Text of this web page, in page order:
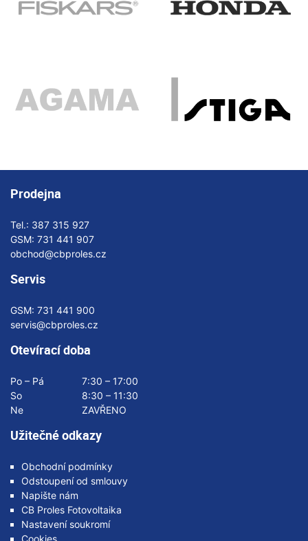
Prodejna
Tel.: 387 315 927
GSM: 731 441 907
obchod@cbproles.cz
Servis
GSM: 731 441 900
servis@cbproles.cz
Otevírací doba
Po – Pá
7:30 – 17:00
So
8:30 – 11:30
Ne
ZAVŘENO
Užitečné odkazy
Obchodní podmínky
Odstoupení od smlouvy
Napište nám
CB Proles Fotovoltaika
Nastavení soukromí
Cookies